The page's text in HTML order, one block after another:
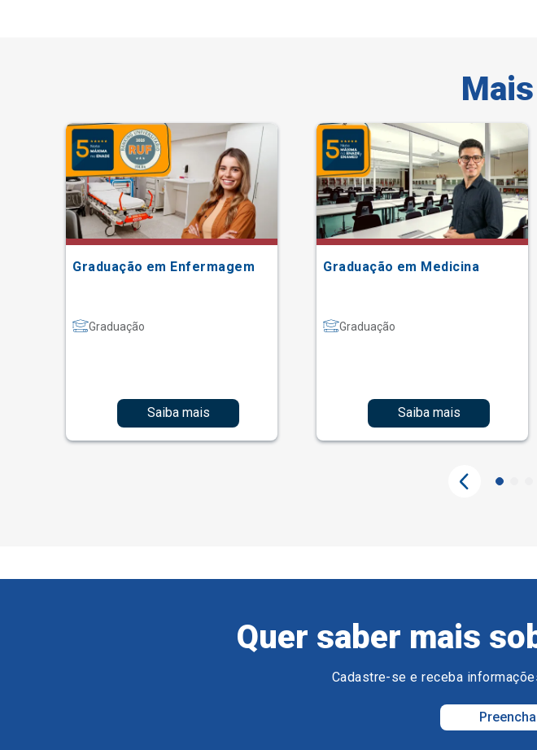
Graduação em Enfermagem
Graduação
Saiba mais
Graduação em Medicina
Graduação
Saiba mais
Quer saber mais
Cadastre-se e receba